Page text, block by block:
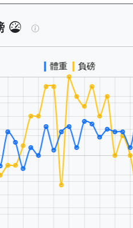
動（慢跑、游泳、
實力派（E447）